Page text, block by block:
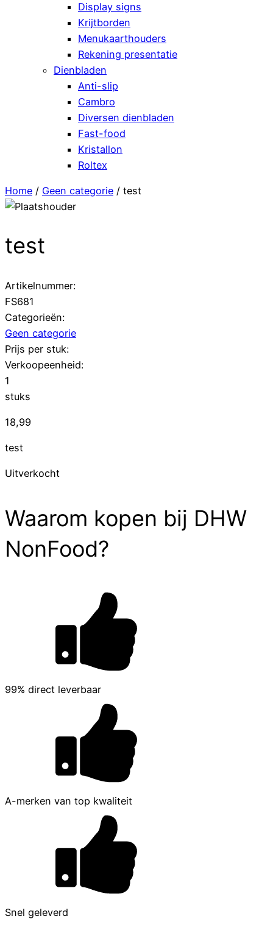
Display signs
Krijtborden
Menukaarthouders
Rekening presentatie
Dienbladen
Anti-slip
Cambro
Diversen dienbladen
Fast-food
Kristallon
Roltex
Home / Geen categorie / test
test
Artikelnummer:
FS681
Categorieën:
Geen categorie
Prijs per stuk:
Verkoopeenheid:
1
stuks
18,99
test
Uitverkocht
Waarom kopen bij DHW
NonFood?
99% direct leverbaar
A-merken van top kwaliteit
Snel geleverd